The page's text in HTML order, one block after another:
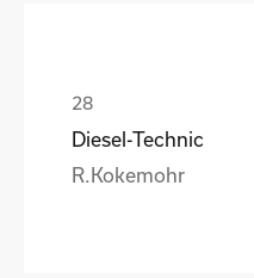
Diesel-Technic
R.Kokemohr